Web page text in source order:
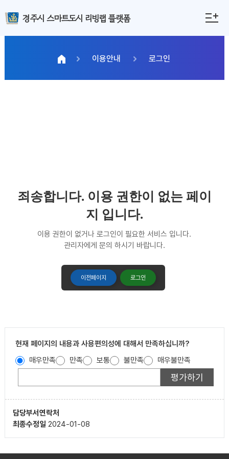
경주시 스마트도시 리빙랩 플랫폼
이용안내 로그인
죄송합니다. 이용 권한이 없는 페이
지 입니다.
이용 권한이 없거나 로그인이 필요한 서비스 입니다.
관리자에게 문의 하시기 바랍니다.
이전페이지 로그인
현재 페이지의 내용과 사용편의성에 대해서 만족하십니까?
매우만족
만족 보통 불만족 매우불만족
담당부서연락처
최종수정일 2024-01-08